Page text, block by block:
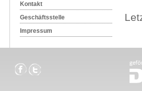
Kontakt
Geschäftsstelle
Impressum